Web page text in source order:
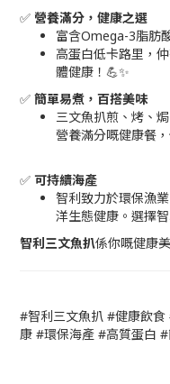
✅ 營養滿分，健康之選
富含Omega-3脂肪
高蛋白低卡路里，
體健康！💪✨
✅ 簡單易煮，百搭美味
三文魚扒煎、烤、
營養滿分嘅健康餐
✅ 可持續海產
智利致力於環保漁
洋生態健康。選擇
智利三文魚扒係你嘅健康
#智利三文魚扒 #健康飲
康 #環保海產 #高質蛋白